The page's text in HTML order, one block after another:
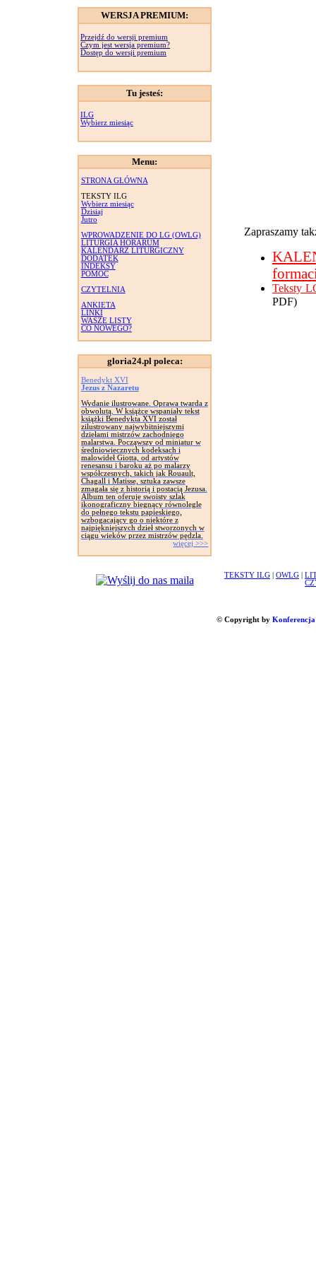
WERSJA PREMIUM:
Przejdź do wersji premium
Czym jest wersja premium?
Dostęp do wersji premium
Tu jesteś:
ILG
Wybierz miesiąc
Menu:
STRONA GŁÓWNA
TEKSTY ILG
Wybierz miesiąc
Dzisiaj
Jutro
WPROWADZENIE DO LG (OWLG)
LITURGIA HORARUM
KALENDARZ LITURGICZNY
DODATEK
INDEKSY
POMOC
CZYTELNIA
ANKIETA
LINKI
WASZE LISTY
CO NOWEGO?
gloria24.pl poleca:
Benedykt XVI
Jezus z Nazaretu
Wydanie ilustrowane. Oprawa twarda z
obwolutą. W książce wspaniały tekst
książki Benedykta XVI został
zilustrowany najwybitniejszymi
dziełami mistrzów zachodniego
malarstwa. Począwszy od miniatur w
średniowiecznych kodeksach i
malowideł Giotta, od artystów
renesansu i baroku aż po malarzy
współczesnych, takich jak Rouault,
Chagall i Matisse, sztuka zawsze
zmagała się z historią i postacią Jezusa.
Album ten oferuje swoisty szlak
ikonograficzny biegnący równolegle
do pełnego tekstu papieskiego,
wzbogacający go o niektóre z
najpiękniejszych dzieł stworzonych w
ciągu wieków przez mistrzów pędzla.
więcej >>>
Zapraszamy
Teksty
PDF)
TEKSTY ILG OWLG
© Copyright by Konferencja